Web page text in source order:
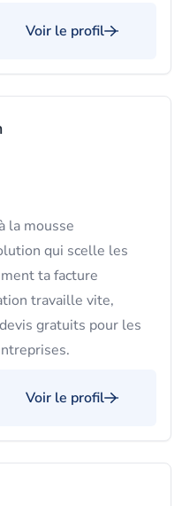
Voir le profil
la mousse
qui scelle les
ta facture
travaille vite,
gratuits pour les
Voir le profil